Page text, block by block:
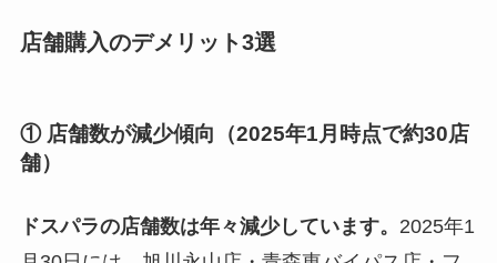
店舗購入のデメリット3選
① 店舗数が減少傾向（2025年1月時点で約30店
舗）
ドスパラの店舗数は年々減少しています。 2025年1